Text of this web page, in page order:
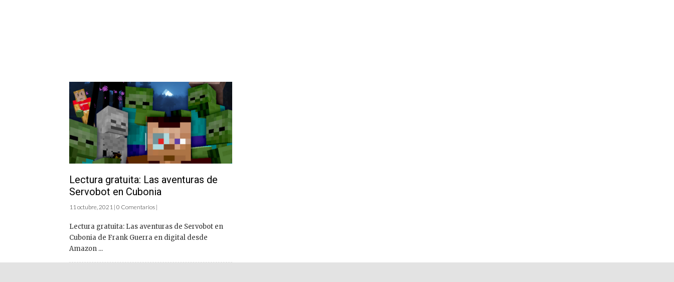
Lectura gratuita: Las aventuras de
Servobot en Cubonia
11 octubre, 2021 | 0 Comentarios |
Lectura gratuita: Las aventuras de Servobot en
Cubonia de Frank Guerra en digital desde
Amazon ...